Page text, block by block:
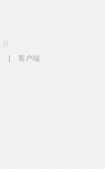
客户端